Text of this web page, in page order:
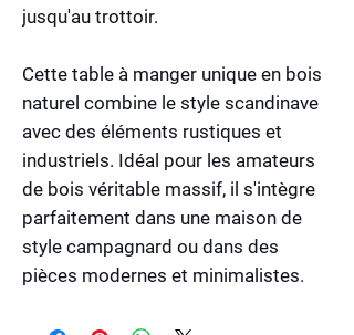
jusqu'au trottoir.
Cette table à manger unique en bois
naturel combine le style scandinave
avec des éléments rustiques et
industriels. Idéal pour les amateurs
de bois véritable massif, il s'intègre
parfaitement dans une maison de
style campagnard ou dans des
pièces modernes et minimalistes.